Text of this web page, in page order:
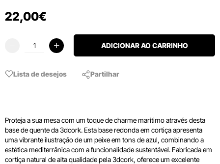
22,00€
ADICIONAR AO CARRINHO
Lista de desejos Partilhar
Proteja a sua mesa com um toque de charme marítimo através desta
base de quente da 3dcork. Esta base redonda em cortiça apresenta
uma vibrante ilustração de um peixe em tons de azul, combinando a
estética mediterrânica com a funcionalidade sustentável. Fabricada em
cortiça natural de alta qualidade pela 3dcork, oferece um excelente